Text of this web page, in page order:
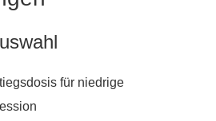
für niedrige